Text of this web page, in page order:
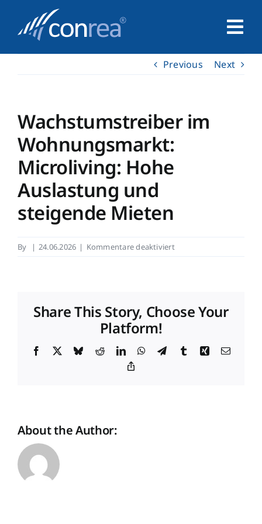
content
Unternehmen
Service
Leistungen
Previous Next
Wachstumstreiber im
Wohnungsmarkt:
Microliving: Hohe
Auslastung und
steigende Mieten
By | 24.06.2026 | Kommentare deaktiviertfür
Hohe
steigende
Share This Story, Choose Your
Platform!
Facebook BlueskyRedditLinkedInWhatsApp
TelegramTumblrXing Email
About the Author: